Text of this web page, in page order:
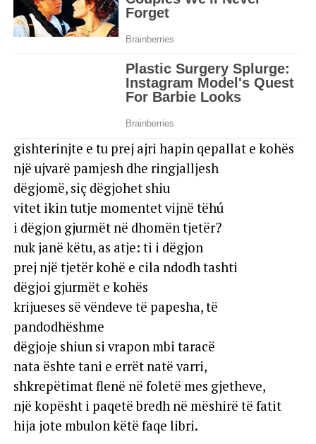
gishterinjte e tu prej ajri hapin qepallat e kohës
një ujvarë pamjesh dhe ringjalljesh
dëgjomë, siç dëgjohet shiu
vitet ikin tutje momentet vijnë tëhú
i dëgjon gjurmët në dhomën tjetër?
nuk janë këtu, as atje: ti i dëgjon
prej një tjetër kohë e cila ndodh tashti
dëgjoi gjurmët e kohës
krijueses së vëndeve të papesha, të
pandodhëshme
dëgjoje shiun si vrapon mbi taracë
nata ështe tani e errët natë varri,
shkrepëtimat flenë në foletë mes gjetheve,
një kopësht i paqetë bredh në mëshirë të fatit
hija jote mbulon këtë faqe libri.